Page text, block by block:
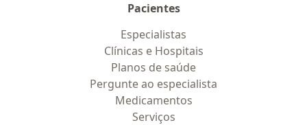
Pacientes
Especialistas
Clínicas e Hospitais
Planos de saúde
Pergunte ao especialista
Medicamentos
Serviços